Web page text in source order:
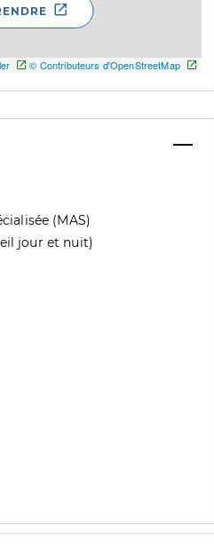
© Contributeurs d'OpenStreetMap
(MAS)
jour et nuit)